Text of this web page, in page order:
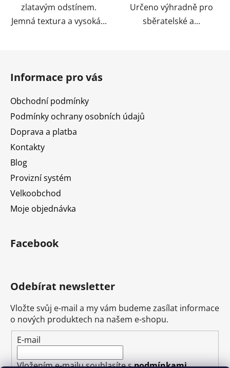
zlatavým odstínem.
Jemná textura a vysoká...
Určeno výhradně pro
sběratelské a...
Informace pro vás
Obchodní podmínky
Podmínky ochrany osobních údajů
Doprava a platba
Kontakty
Blog
Provizní systém
Velkoobchod
Moje objednávka
Facebook
Odebírat newsletter
Vložte svůj e-mail a my vám budeme zasílat informace
o nových produktech na našem e-shopu.
E-mail
Vložením e-mailu souhlasíte spodmínkami